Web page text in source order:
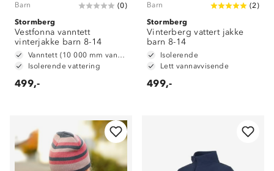
Barn (0)
Stormberg
Vestfonna vanntett
vinterjakke barn 8-14
Vanntett (10 000 mm vannsøyle)
Isolerende vattering
499,-
Barn (2)
Stormberg
Vinterberg vattert jakke
barn 8-14
Isolerende
Lett vannavvisende
499,-